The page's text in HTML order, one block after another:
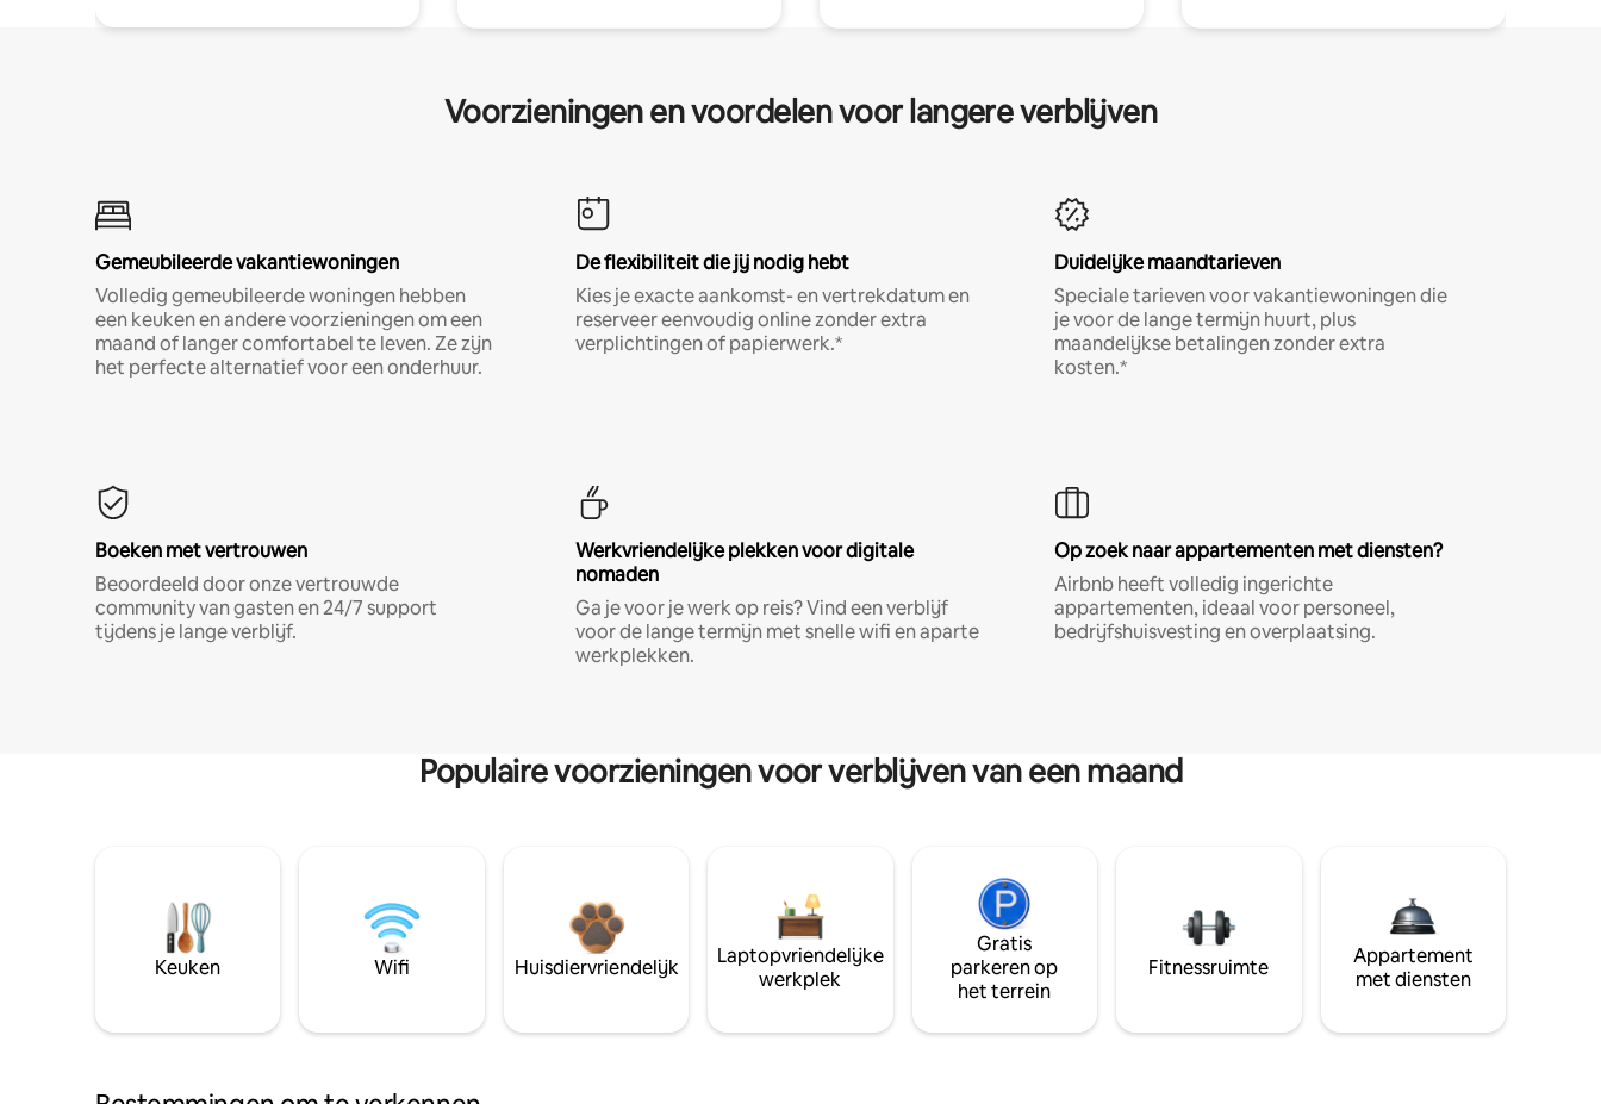
Voorzieningen en voordelen voor langere verblijven
Gemeubileerde vakantiewoningen
Volledig gemeubileerde woningen hebben
een keuken en andere voorzieningen om een
maand of langer comfortabel te leven. Ze zijn
het perfecte alternatief voor een onderhuur.
De flexibiliteit die jij nodig hebt
Kies je exacte aankomst- en vertrekdatum en
reserveer eenvoudig online zonder extra
verplichtingen of papierwerk.*
Duidelijke maandtarieven
Speciale tarieven voor vakantiewoningen die
je voor de lange termijn huurt, plus
maandelijkse betalingen zonder extra
kosten.*
Boeken met vertrouwen
Beoordeeld door onze vertrouwde
community van gasten en 24/7 support
tijdens je lange verblijf.
Werkvriendelijke plekken voor digitale
nomaden
Ga je voor je werk op reis? Vind een verblijf
voor de lange termijn met snelle wifi en aparte
werkplekken.
Op zoek naar appartementen met diensten?
Airbnb heeft volledig ingerichte
appartementen, ideaal voor personeel,
bedrijfshuisvesting en overplaatsing.
Populaire voorzieningen voor verblijven van een maand
Keuken Wifi Huisdiervriendelijk
Laptopvriendelijke
werkplek
Gratis
parkeren op
het terrein
Fitnessruimte
Appartement
met diensten